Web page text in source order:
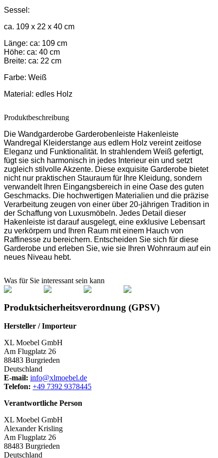
Sessel:
ca. 109 x 22 x 40 cm
Länge: ca: 109 cm
Höhe: ca: 40 cm
Breite: ca: 22 cm
Farbe: Weiß
Material: edles Holz
Produktbeschreibung
Die Wandgarderobe Garderobenleiste Hakenleiste
Wandregal Kleiderstange aus edlem Holz vereint zeitlose
Eleganz und Funktionalität. In strahlendem Weiß gefertigt,
fügt sie sich harmonisch in jedes Interieur ein und setzt
zugleich stilvolle Akzente. Diese exquisite Garderobe bietet
nicht nur praktischen Stauraum für Ihre Kleidung, sondern
verwandelt Ihren Eingangsbereich in eine Oase des guten
Geschmacks. Die hochwertigen Materialien und die präzise
Verarbeitung zeugen von einer über 20-jährigen Tradition in
der Schaffung von Luxusmöbeln. Jedes Detail dieser
Hakenleiste ist darauf ausgelegt, eine exklusive Lebensart
zu verkörpern und Ihren Raum mit einem Hauch von
Raffinesse zu bereichern. Entscheiden Sie sich für diese
Garderobe und erleben Sie, wie sie Ihren Wohnraum auf ein
neues Niveau hebt.
Was für Sie interessant sein kann
Produktsicherheitsverordnung (GPSV)
Hersteller / Importeur
XL Moebel GmbH
Am Flugplatz 26
88483 Burgrieden
Deutschland
E-mail: info@xlmoebel.de
Telefon: +49 7392 9378445
Verantwortliche Person
XL Moebel GmbH
Alexander Krisling
Am Flugplatz 26
88483 Burgrieden
Deutschland